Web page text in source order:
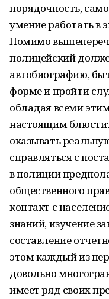
порядочность,
умение работать в
Помимо
полицейский
автобиографию,
форме и пройти
обладая всеми
настоящим
оказывать
справляться с
в полиции
общественного
контакт с
знаний, изучение
составление
этом каждый из
довольно
имеет ряд своих